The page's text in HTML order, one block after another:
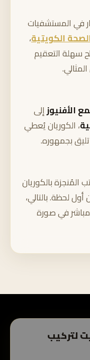
في المستشفيات
الكويتية،
سهلة التعقيم
الأفنيوزإلى
، الكوريان يُعطي
بجمهوره.
المُنجزة بالكوريان
لحظة. بالتالي،
مباشر في صورة
لتركيب